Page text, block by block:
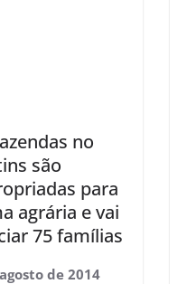
no
são
para
agrária e vai
75 famílias
de 2014